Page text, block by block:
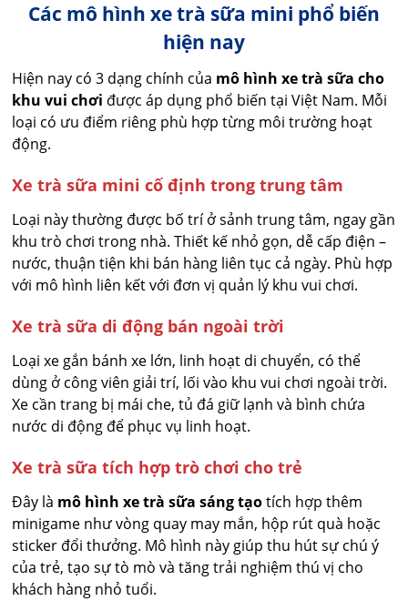
Các mô hình xe trà sữa mini phổ biến
hiện nay
Hiện nay có 3 dạng chính của mô hình xe trà sữa cho
khu vui chơi được áp dụng phổ biến tại Việt Nam. Mỗi
loại có ưu điểm riêng phù hợp từng môi trường hoạt
động.
Xe trà sữa mini cố định trong trung tâm
Loại này thường được bố trí ở sảnh trung tâm, ngay gần
khu trò chơi trong nhà. Thiết kế nhỏ gọn, dễ cấp điện –
nước, thuận tiện khi bán hàng liên tục cả ngày. Phù hợp
với mô hình liên kết với đơn vị quản lý khu vui chơi.
Xe trà sữa di động bán ngoài trời
Loại xe gắn bánh xe lớn, linh hoạt di chuyển, có thể
dùng ở công viên giải trí, lối vào khu vui chơi ngoài trời.
Xe cần trang bị mái che, tủ đá giữ lạnh và bình chứa
nước di động để phục vụ linh hoạt.
Xe trà sữa tích hợp trò chơi cho trẻ
Đây là mô hình xe trà sữa sáng tạotích hợp thêm
minigame như vòng quay may mắn, hộp rút quà hoặc
sticker đổi thưởng. Mô hình này giúp thu hút sự chú ý
của trẻ, tạo sự tò mò và tăng trải nghiệm thú vị cho
khách hàng nhỏ tuổi.